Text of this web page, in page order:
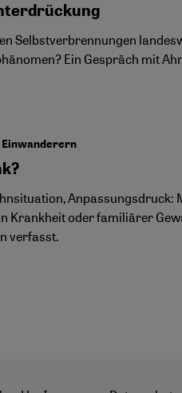
Selbstverbrennungen
Ein Gespräch mit
Einwanderern
Anpassungsdruck:
Krankheit oder familiärer
verfasst.